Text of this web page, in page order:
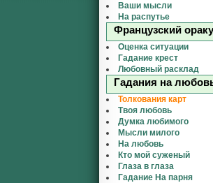
Ваши мысли
На распутье
Французский
Оценка ситуации
Гадание крест
Любовный расклад
Гадания на
Толкования карт
Твоя любовь
Думка любимого
Мысли милого
На любовь
Кто мой суженый
Глаза в глаза
Гадание На парня